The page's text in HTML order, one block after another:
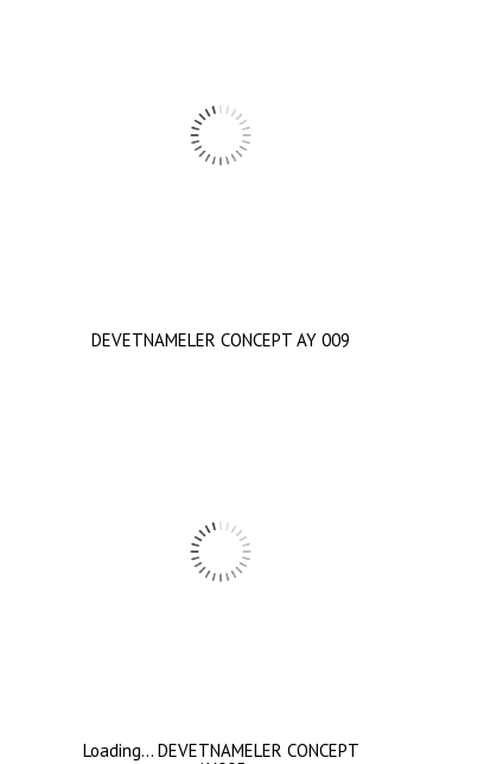
DEVETNAMELER CONCEPT AY 009
Loading… DEVETNAMELER CONCEPT